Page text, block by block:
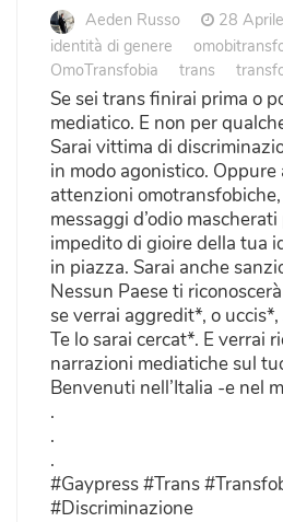
Aeden Russo
28
identità di genere
OmoTransfobia
trans
Se sei trans finirai prima o
mediatico. E non per
Sarai vittima di
in modo agonistico. Oppure
attenzioni
messaggi d’odio
impedito di gioire della tua
in piazza. Sarai anche
Nessun Paese ti
se verrai aggredit*, o
Te lo sarai cercat*. E verrai
narrazioni mediatiche sul
Benvenuti nell’Italia -e nel
.
.
.
#Gaypress #Trans
#Discriminazione